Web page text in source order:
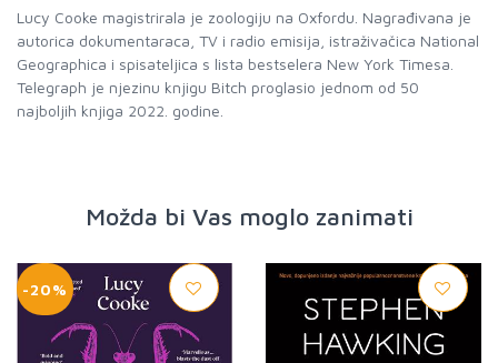
Lucy Cooke magistrirala je zoologiju na Oxfordu. Nagrađivana je
autorica dokumentaraca, TV i radio emisija, istraživačica National
Geographica i spisateljica s lista bestselera New York Timesa.
Telegraph je njezinu knjigu Bitch proglasio jednom od 50
najboljih knjiga 2022. godine.
Možda bi Vas moglo zanimati
-20%